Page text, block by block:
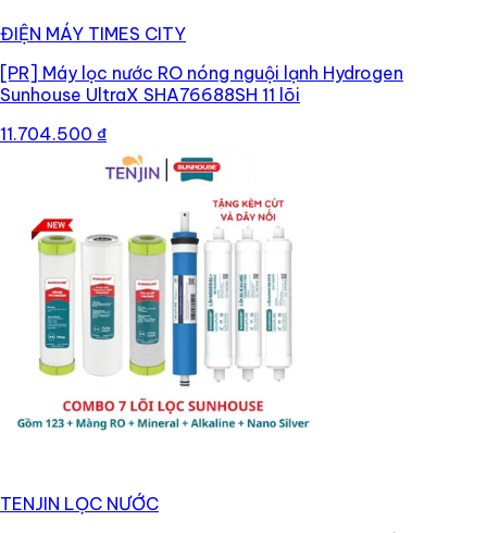
ĐIỆN MÁY TIMES CITY
[PR] Máy lọc nước RO nóng nguội lạnh Hydrogen
Sunhouse UltraX SHA76688SH 11 lõi
11.704.500 ₫
TENJIN LỌC NƯỚC